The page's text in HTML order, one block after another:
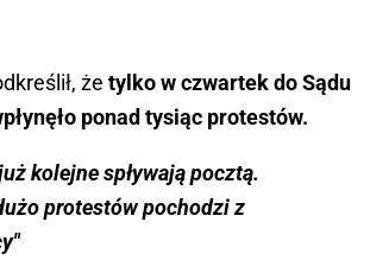
że tylko w czwartek do Sądu
ponad tysiąc protestów.
kolejne spływają pocztą.
protestów pochodzi z